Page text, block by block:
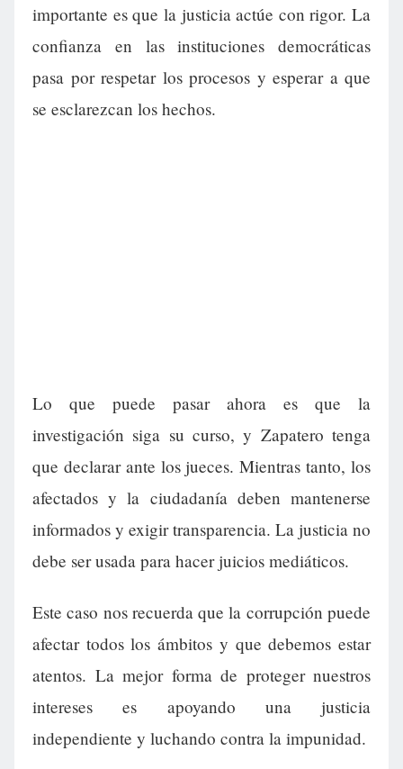
importante es que la justicia actúe con rigor. La
confianza en las instituciones democráticas
pasa por respetar los procesos y esperar a que
se esclarezcan los hechos.
Lo que puede pasar ahora es que la
investigación siga su curso, y Zapatero tenga
que declarar ante los jueces. Mientras tanto, los
afectados y la ciudadanía deben mantenerse
informados y exigir transparencia. La justicia no
debe ser usada para hacer juicios mediáticos.
Este caso nos recuerda que la corrupción puede
afectar todos los ámbitos y que debemos estar
atentos. La mejor forma de proteger nuestros
intereses es apoyando una justicia
independiente y luchando contra la impunidad.